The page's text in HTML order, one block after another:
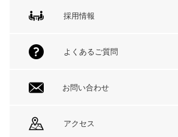
採用情報
よくあるご質問
お問い合わせ
アクセス